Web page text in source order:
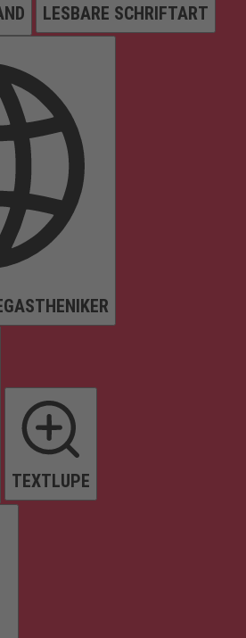
LESBARE SCHRIFTART
TEXTLUPE